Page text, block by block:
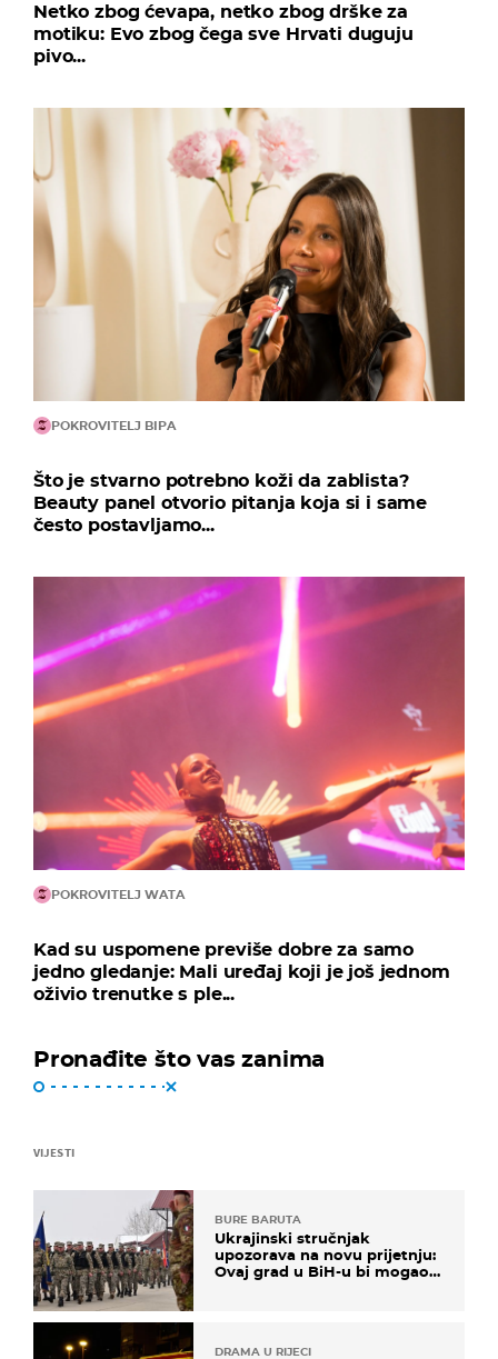
Netko zbog ćevapa, netko zbog drške za
motiku: Evo zbog čega sve Hrvati duguju
pivo...
POKROVITELJ BIPA
Što je stvarno potrebno koži da zablista?
Beauty panel otvorio pitanja koja si i same
često postavljamo...
POKROVITELJ WATA
Kad su uspomene previše dobre za samo
jedno gledanje: Mali uređaj koji je još jednom
oživio trenutke s ple...
Pronađite što vas zanima
VIJESTI
BURE BARUTA
Ukrajinski stručnjak
upozorava na novu prijetnju:
Ovaj grad u BiH-u bi mogao
DRAMA U RIJECI